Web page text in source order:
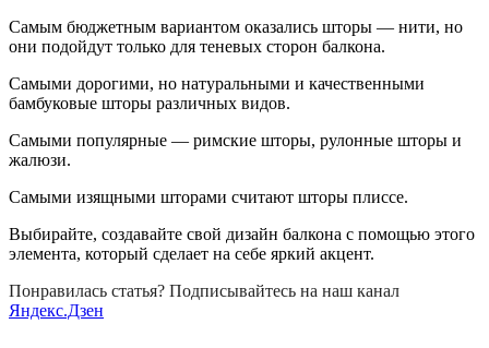
Самым бюджетным вариантом оказались шторы — нити, но
они подойдут только для теневых сторон балкона.
Самыми дорогими, но натуральными и качественными
бамбуковые шторы различных видов.
Самыми популярные — римские шторы, рулонные шторы и
жалюзи.
Самыми изящными шторами считают шторы плиссе.
Выбирайте, создавайте свой дизайн балкона с помощью этого
элемента, который сделает на себе яркий акцент.
Понравилась статья? Подписывайтесь на наш канал
Яндекс.Дзен